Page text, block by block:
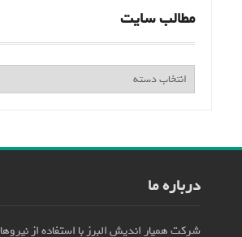
مطالب سایت
مطالب
سایت
درباره ما
شرکت همیار اندیش البرز با استفاده از